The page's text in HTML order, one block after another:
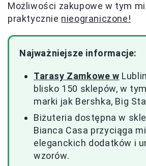
Możliwości zakupowe w tym
praktycznie nieograniczone!
Najważniejsze informacje:
Tarasy Zamkowe w
blisko 150 sklepów, w
marki jak Bershka, Big
Biżuteria dostępna w
Bianca Casa przyciąga
eleganckich dodatków i
wzorów.